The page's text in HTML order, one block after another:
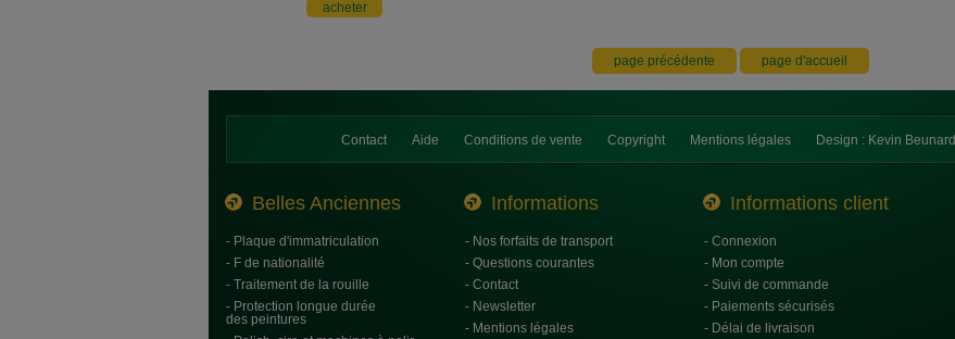
Contact Aide Conditions de vente Copyright Mentions légales Design : Kevin Beunard
Belles Anciennes Informations Informations client
- Plaque d'immatriculation
- F de nationalité
- Traitement de la rouille
- Protection longue durée
des peintures
- Nos forfaits de transport
- Questions courantes
- Contact
- Newsletter
- Mentions légales
- Connexion
- Mon compte
- Suivi de commande
- Paiements sécurisés
- Délai de livraison